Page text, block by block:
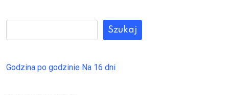
Szukaj
Godzina po godzinie Na 16 dni